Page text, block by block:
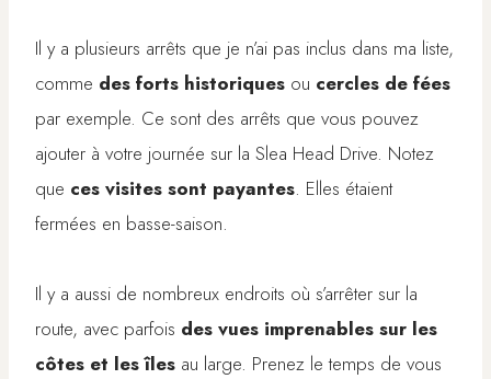
Il y a plusieurs arrêts que je n’ai pas inclus dans ma liste,
comme des forts historiques ou cercles de fées
par exemple. Ce sont des arrêts que vous pouvez
ajouter à votre journée sur la Slea Head Drive. Notez
que ces visites sont payantes. Elles étaient
fermées en basse-saison.
Il y a aussi de nombreux endroits où s’arrêter sur la
route, avec parfois des vues imprenables sur les
côtes et les îles au large. Prenez le temps de vous